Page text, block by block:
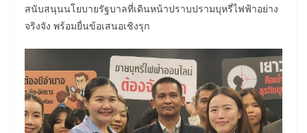
สนับสนุนนโยบายรัฐบาลที่เดินหน้าปราบปรามบุหรี่ไฟฟ้าอย่าง
จริงจัง พร้อมยื่นข้อเสนอเชิงรุก